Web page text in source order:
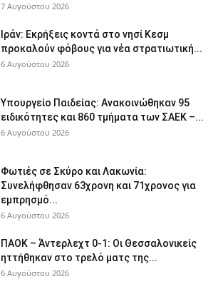
7 Αυγούστου 2026
Ιράν: Εκρήξεις κοντά στο νησί Κεσμ
προκαλούν φόβους για νέα στρατιωτική...
6 Αυγούστου 2026
Υπουργείο Παιδείας: Ανακοινώθηκαν 95
ειδικότητες και 860 τμήματα των ΣΑΕΚ –...
6 Αυγούστου 2026
Φωτιές σε Σκύρο και Λακωνία:
Συνελήφθησαν 63χρονη και 71χρονος για
εμπρησμό...
6 Αυγούστου 2026
ΠΑΟΚ – Άντερλεχτ 0-1: Οι Θεσσαλονικείς
ηττήθηκαν στο τρελό ματς της...
6 Αυγούστου 2026